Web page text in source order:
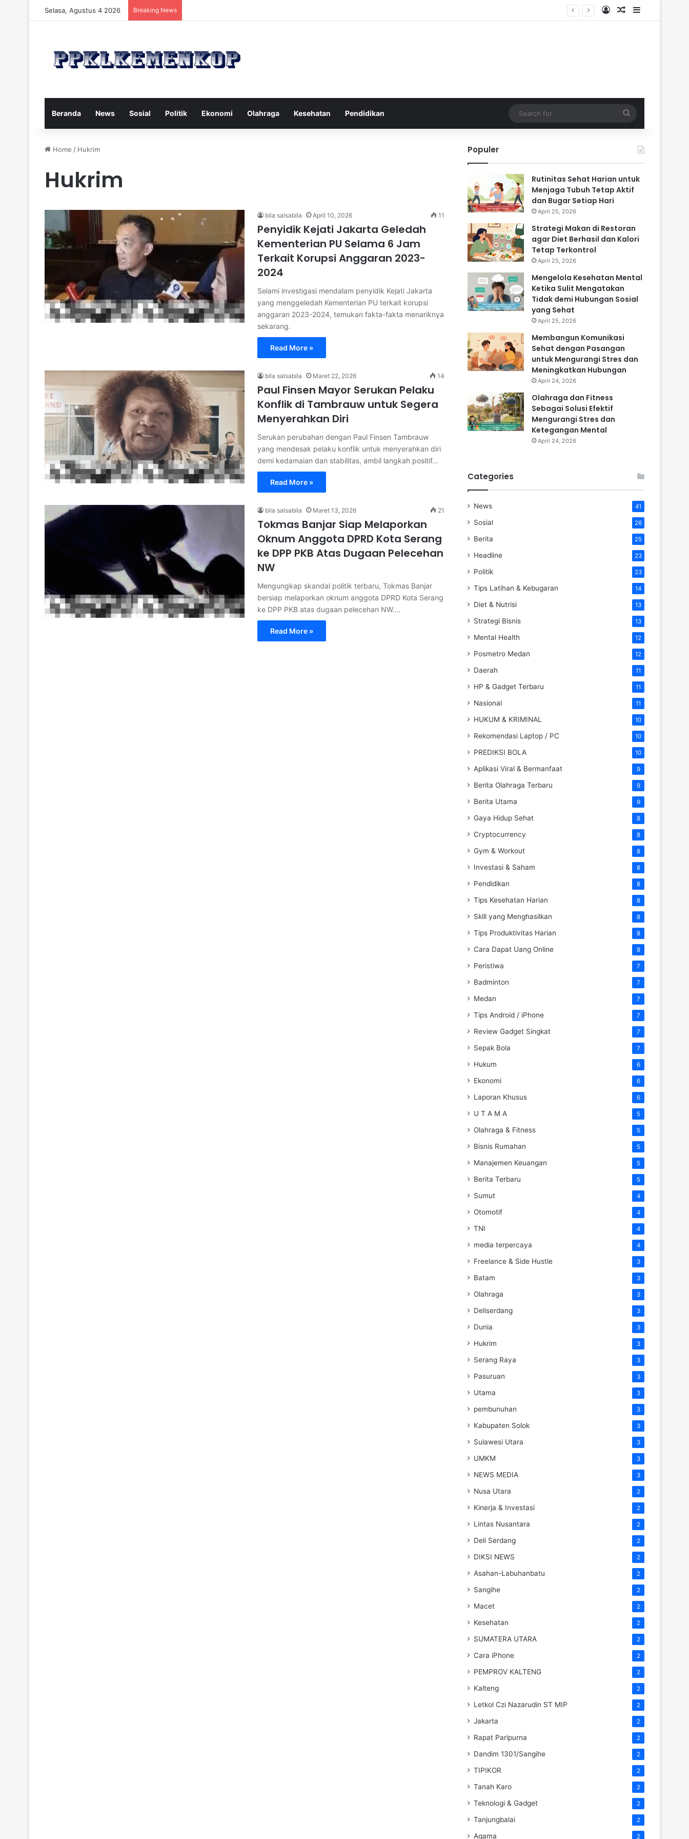
Selasa, Agustus 4 2026 Breaking News Log InRandom Article
Sidebar
Beranda News Sosial Politik Ekonomi Olahraga Kesehatan Pendidikan
for
Home / Hukrim
Hukrim
bila salsabila April 10, 2026 11
Penyidik Kejati Jakarta Geledah
Kementerian PU Selama 6 Jam
Terkait Korupsi Anggaran 2023-
2024
Selami investigasi mendalam penyidik Kejati Jakarta
yang menggeledah Kementerian PU terkait korupsi
anggaran 2023-2024, temukan fakta-fakta menariknya
sekarang.
Read More »
bila salsabila Maret 22, 2026 14
Paul Finsen Mayor Serukan Pelaku
Konflik di Tambrauw untuk Segera
Menyerahkan Diri
Serukan perubahan dengan Paul Finsen Tambrauw
yang mendesak pelaku konflik untuk menyerahkan diri
demi kedamaian dan stabilitas, ambil langkah positif…
Read More »
bila salsabila Maret 13, 2026 21
Tokmas Banjar Siap Melaporkan
Oknum Anggota DPRD Kota Serang
ke DPP PKB Atas Dugaan Pelecehan
NW
Mengungkap skandal politik terbaru, Tokmas Banjar
bersiap melaporkan oknum anggota DPRD Kota Serang
ke DPP PKB atas dugaan pelecehan NW.…
Read More »
Populer
Rutinitas Sehat Harian untuk
Menjaga Tubuh Tetap Aktif
dan Bugar Setiap Hari
April 25, 2026
Strategi Makan di Restoran
agar Diet Berhasil dan Kalori
Tetap Terkontrol
April 25, 2026
Mengelola Kesehatan Mental
Ketika Sulit Mengatakan
Tidak demi Hubungan Sosial
yang Sehat
April 25, 2026
Membangun Komunikasi
Sehat dengan Pasangan
untuk Mengurangi Stres dan
Meningkatkan Hubungan
April 24, 2026
Olahraga dan Fitness
Sebagai Solusi Efektif
Mengurangi Stres dan
Ketegangan Mental
April 24, 2026
Categories
News 41
Sosial 26
Berita 25
Headline 23
Politik 23
Tips Latihan & Kebugaran 14
Diet & Nutrisi 13
Strategi Bisnis 13
Mental Health 12
Posmetro Medan 12
Daerah 11
HP & Gadget Terbaru 11
Nasional 11
HUKUM & KRIMINAL 10
Rekomendasi Laptop / PC 10
PREDIKSI BOLA 10
Aplikasi Viral & Bermanfaat 9
Berita Olahraga Terbaru 9
Berita Utama 9
Gaya Hidup Sehat 8
Cryptocurrency 8
Gym & Workout 8
Investasi & Saham 8
Pendidikan 8
Tips Kesehatan Harian 8
Skill yang Menghasilkan 8
Tips Produktivitas Harian 8
Cara Dapat Uang Online 8
Peristiwa 7
Badminton 7
Medan 7
Tips Android / iPhone 7
Review Gadget Singkat 7
Sepak Bola 7
Hukum 6
Ekonomi 6
Laporan Khusus 6
U T A M A 5
Olahraga & Fitness 5
Bisnis Rumahan 5
Manajemen Keuangan 5
Berita Terbaru 5
Sumut 4
Otomotif 4
TNI 4
media terpercaya 4
Freelance & Side Hustle 3
Batam 3
Olahraga 3
Deliserdang 3
Dunia 3
Hukrim 3
Serang Raya 3
Pasuruan 3
Utama 3
pembunuhan 3
Kabupaten Solok 3
Sulawesi Utara 3
UMKM 3
NEWS MEDIA 3
Nusa Utara 2
Kinerja & Investasi 2
Lintas Nusantara 2
Deli Serdang 2
DIKSI NEWS 2
Asahan-Labuhanbatu 2
Sangihe 2
Macet 2
Kesehatan 2
SUMATERA UTARA 2
Cara iPhone 2
PEMPROV KALTENG 2
Kalteng 2
Letkol Czi Nazarudin ST MIP 2
Jakarta 2
Rapat Paripurna 2
Dandim 1301/Sangihe 2
TIPIKOR 2
Tanah Karo 2
Teknologi & Gadget 2
Tanjungbalai 2
Agama 2